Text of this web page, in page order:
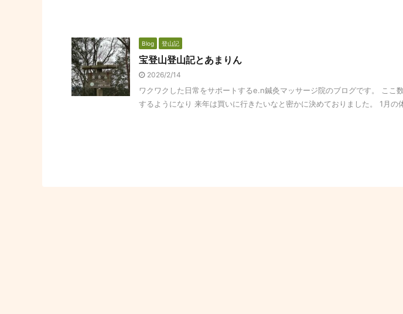
Blog 登山記
宝登山登山記とあまりん
2026/2/14
ワクワクした日常をサポートするe.n鍼灸マッサージ院のブログです。 ここ
するようになり 来年は買いに行きたいなと密かに決めておりました。 1月の